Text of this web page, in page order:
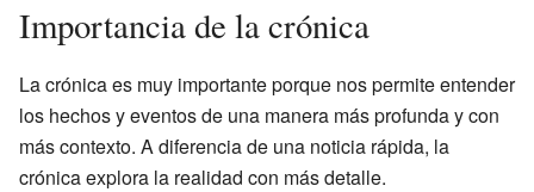
Importancia de la crónica
La crónica es muy importante porque nos permite entender
los hechos y eventos de una manera más profunda y con
más contexto. A diferencia de una noticia rápida, la
crónica explora la realidad con más detalle.